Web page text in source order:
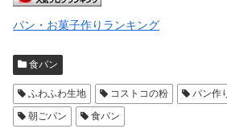
パン・お菓子作りランキング
食パン
ふわふわ生地 コストコの粉 パン作
朝ごパン
食パン